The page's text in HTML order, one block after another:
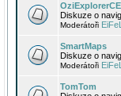
OziExplorerCE
Diskuze o
Moderátoři
SmartMaps
Diskuze o
Moderátoři
TomTom